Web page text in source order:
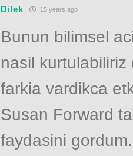
Dilek 15 years ago
Bunun bilimsel
nasil
farkia vardikca
Susan Forward
faydasini